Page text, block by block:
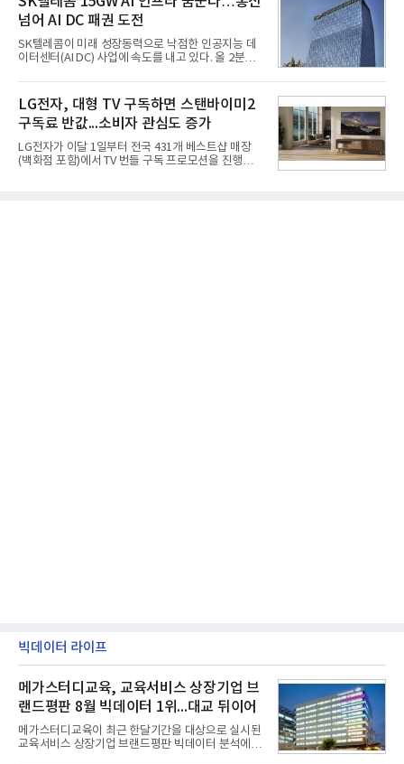
집중하는 전략이다. 과거 무리한 사업 확장 과정에서
겪었던 시행착오를 되풀이하지 않고 핵심 역량에 집
중하겠다는 취지로 풀이된다.7일 업계에 따르면 카카
오는 올해 2분기 연결 기준 매출 2조985억원, 영업이
익 2770억원을 기록했다. 전년 동기 대비 매출과 영업
은 4884억
넘어 AI DC 패권 도전
SK텔레콤이 미래 성장동력으로 낙점한 인공지능 데
이터센터(AI DC) 사업에 속도를 내고 있다. 올 2분기
는 2035년까지 총 15GW(기가와트) 규모의 AI DC를
구축하겠다는 대형 청사진을 제시하면서다. 이에 따
라 경쟁 구도 역시 이동통신사인 KT, LG유플러스를
넘어 네이버, 삼성SDS 등 IT 인프라 기업으로 확장되
고 있다.7일 SK텔레콤에 따르면 회사는 올해 2분기
연결 기준 매출 4조 3591억원, 영업이익 5660억원을
기록했다. 매출은 전년 동기 대비 0.5%, 영업이익은
LG전자, 대형 TV 구독하면 스탠바이미2
구독료 반값...소비자 관심도 증가
LG전자가 이달 1일부터 전국 431개 베스트샵 매장
(백화점 포함)에서 TV 번들 구독 프로모션을 진행하고
빅데이터 라이프
메가스터디교육, 교육서비스 상장기업 브
랜드평판 8월 빅데이터 1위...대교 뒤이어
메가스터디교육이 최근 한달기간을 대상으로 실시된
교육서비스 상장기업 브랜드평판 빅데이터 분석에서